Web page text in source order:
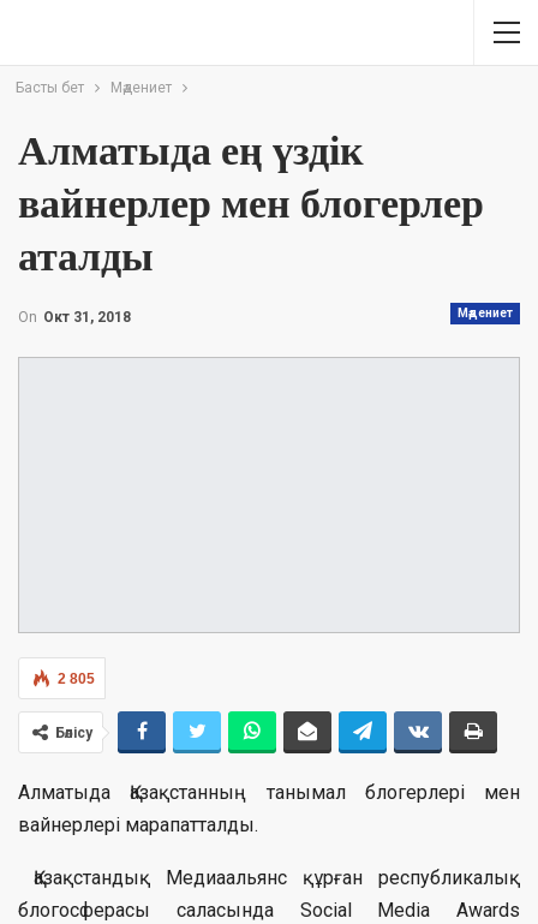
Басты бет Мәдениет
Алматыда ең үздік
вайнерлер мен блогерлер
аталды
Мәдениет
On Окт 31, 2018
2 805
Бөлісу
Алматыда Қазақстанның танымал блогерлері мен
вайнерлері марапатталды.
Қазақстандық Медиаальянс құрған республикалық
блогосферасы саласында Social Media Awards